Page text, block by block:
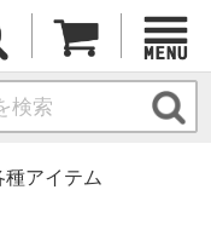
アイテム